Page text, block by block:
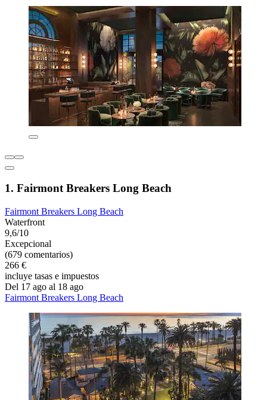
1. Fairmont Breakers Long Beach
Fairmont Breakers Long Beach
Waterfront
9,6/10
Excepcional
(679 comentarios)
266 €
incluye tasas e impuestos
Del 17 ago al 18 ago
Fairmont Breakers Long Beach